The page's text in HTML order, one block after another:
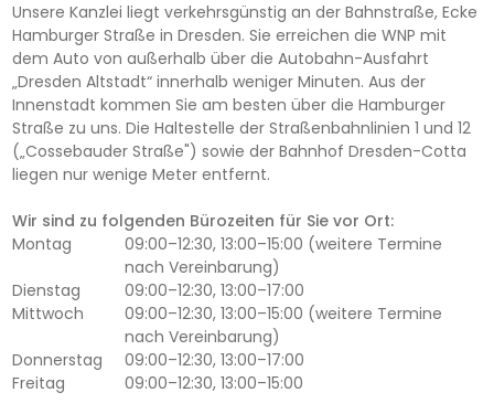
Unsere Kanzlei liegt verkehrsgünstig an der Bahnstraße, Ecke
Hamburger Straße in Dresden. Sie erreichen die WNP mit
dem Auto von außerhalb über die Autobahn-Ausfahrt
„Dresden Altstadt“ innerhalb weniger Minuten. Aus der
Innenstadt kommen Sie am besten über die Hamburger
Straße zu uns. Die Haltestelle der Straßenbahnlinien 1 und 12
(„Cossebauder Straße") sowie der Bahnhof Dresden-Cotta
liegen nur wenige Meter entfernt.
Wir sind zu folgenden Bürozeiten für Sie vor Ort:
Montag
09:00–12:30, 13:00–15:00 (weitere Termine
nach Vereinbarung)
Dienstag
09:00–12:30, 13:00–17:00
Mittwoch
09:00–12:30, 13:00–15:00 (weitere Termine
nach Vereinbarung)
Donnerstag
09:00–12:30, 13:00–17:00
Freitag
09:00–12:30, 13:00–15:00